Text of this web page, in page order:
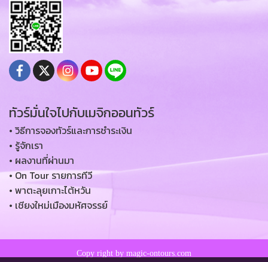
ทัวร์มั่นใจไปกับเมจิกออนทัวร์
• วิธีการจองทัวร์และการชำระเงิน
• รู้จักเรา
• ผลงานที่ผ่านมา
• On Tour รายการทีวี
• พาตะลุยเกาะไต้หวัน
• เชียงใหม่เมืองมหัศจรรย์
Copy right by magic-ontours.com